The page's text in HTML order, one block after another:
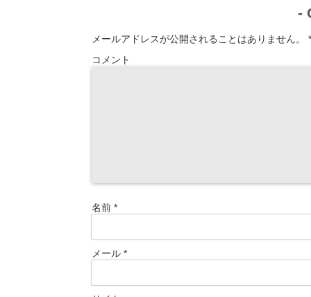
-
メールアドレスが公開されることはありません。
*
コメント
名前 *
メール *